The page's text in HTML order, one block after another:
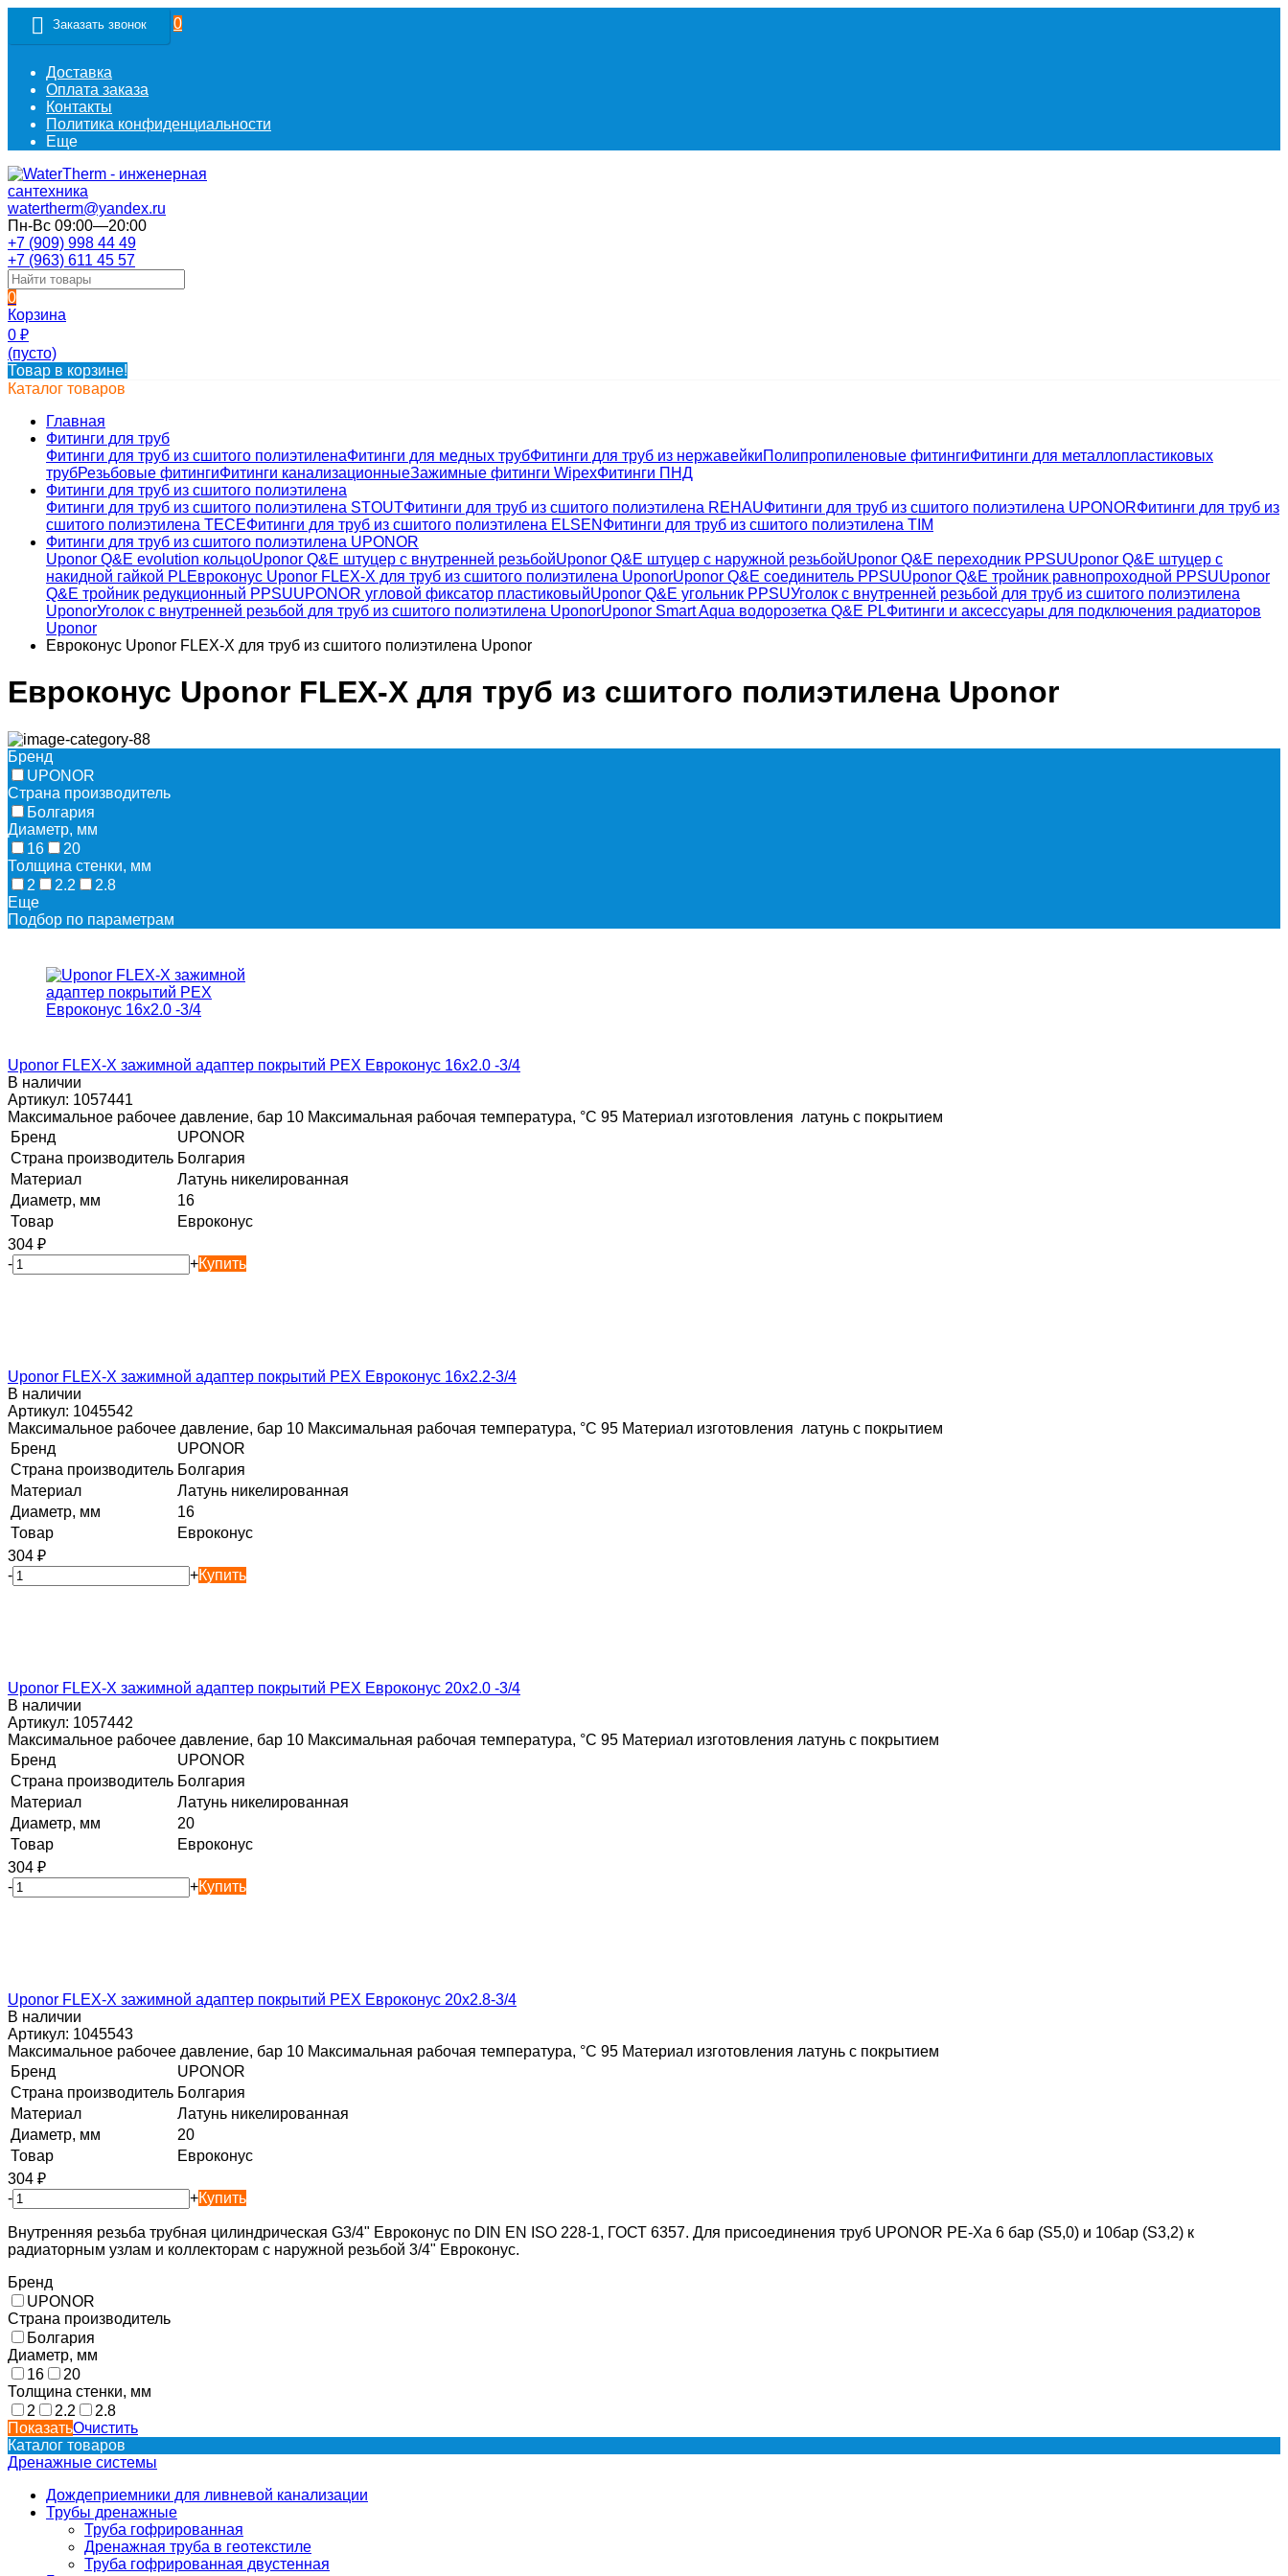
Заказать звонок 0
Доставка
Оплата заказа
Контакты
Политика конфиденциальности
Еще
watertherm@yandex.ru
Пн-Вс 09:00—20:00
+7 (909) 998 44 49
+7 (963) 611 45 57
0
Корзина
0 ₽
(пусто)
Товар в корзине!
Каталог товаров
Главная
Фитинги для труб
Фитинги для труб из сшитого полиэтиленаФитинги для медных трубФитинги для труб из нержавейкиПолипропиленовые фитингиФитинги для металлопластиковых
трубРезьбовые фитингиФитинги канализационныеЗажимные фитинги WipexФитинги ПНД
Фитинги для труб из сшитого полиэтилена
Фитинги для труб из сшитого полиэтилена STOUTФитинги для труб из сшитого полиэтилена REHAUФитинги для труб из сшитого полиэтилена UPONORФитинги для труб из
сшитого полиэтилена TECEФитинги для труб из сшитого полиэтилена ELSEN Фитинги для труб из сшитого полиэтилена TIM
Фитинги для труб из сшитого полиэтилена UPONOR
Uponor Q&E evolution кольцоUponor Q&E штуцер с внутренней резьбойUponor Q&E штуцер с наружной резьбойUponor Q&E переходник PPSUUponor Q&E штуцер с
накидной гайкой PLЕвроконус Uponor FLEX-X для труб из сшитого полиэтилена UponorUponor Q&E соединитель PPSUUponor Q&E тройник равнопроходной PPSUUponor
Q&E тройник редукционный PPSUUPONOR угловой фиксатор пластиковыйUponor Q&E угольник PPSUУголок с внутренней резьбой для труб из сшитого полиэтилена
UponorУголок с внутренней резьбой для труб из сшитого полиэтилена UponorUponor Smart Aqua водорозетка Q&E PLФитинги и аксессуары для подключения радиаторов
Uponor
Евроконус Uponor FLEX-X для труб из сшитого полиэтилена Uponor
Евроконус Uponor FLEX-X для труб из сшитого полиэтилена Uponor
Бренд
UPONOR
Страна производитель
Болгария
Диаметр, мм
16
20
Толщина стенки, мм
2
2.2
2.8
Еще
Подбор по параметрам
Uponor FLEX-X зажимной адаптер покрытий PEX Евроконус 16x2.0 -3/4
В наличии
Артикул: 1057441
Максимальное рабочее давление, бар 10 Максимальная рабочая температура, °C 95 Материал изготовления латунь с покрытием
Бренд
UPONOR
Страна производитель Болгария
Материал
Латунь никелированная
Диаметр, мм
16
Товар
Евроконус
304 ₽
-
+Купить
Uponor FLEX-X зажимной адаптер покрытий PEX Евроконус 16x2.2-3/4
В наличии
Артикул: 1045542
Максимальное рабочее давление, бар 10 Максимальная рабочая температура, °C 95 Материал изготовления латунь с покрытием
Бренд
UPONOR
Страна производитель Болгария
Материал
Латунь никелированная
Диаметр, мм
16
Товар
Евроконус
304 ₽
-
+Купить
Uponor FLEX-X зажимной адаптер покрытий PEX Евроконус 20x2.0 -3/4
В наличии
Артикул: 1057442
Максимальное рабочее давление, бар 10 Максимальная рабочая температура, °C 95 Материал изготовления латунь с покрытием
Бренд
UPONOR
Страна производитель Болгария
Материал
Латунь никелированная
Диаметр, мм
20
Товар
Евроконус
304 ₽
-
+Купить
Uponor FLEX-X зажимной адаптер покрытий PEX Евроконус 20x2.8-3/4
В наличии
Артикул: 1045543
Максимальное рабочее давление, бар 10 Максимальная рабочая температура, °C 95 Материал изготовления латунь с покрытием
Бренд
UPONOR
Страна производитель Болгария
Материал
Латунь никелированная
Диаметр, мм
20
Товар
Евроконус
304 ₽
-
+Купить
Внутренняя резьба трубная цилиндрическая G3/4" Евроконус по DIN EN ISO 228-1, ГОСТ 6357. Для присоединения труб UPONOR PE-Xa 6 бар (S5,0) и 10бар (S3,2) к
радиаторным узлам и коллекторам с наружной резьбой 3/4" Евроконус.
Бренд
UPONOR
Страна производитель
Болгария
Диаметр, мм
16
20
Толщина стенки, мм
2
2.2
2.8
ПоказатьОчистить
Каталог товаров
Дренажные системы
Дождеприемники для ливневой канализации
Трубы дренажные
Труба гофрированная
Дренажная труба в геотекстиле
Труба гофрированная двустенная